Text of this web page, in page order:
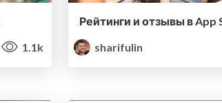
1.1k
sharifulin